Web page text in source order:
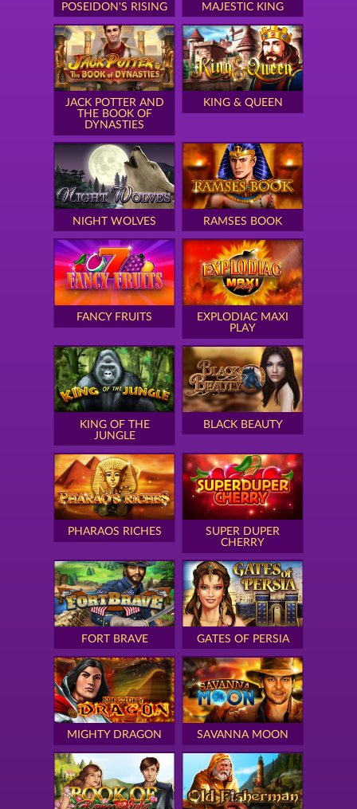
POSEIDON'S RISING MAJESTIC KING
JACK POTTER AND
THE BOOK OF
DYNASTIES
KING & QUEEN
NIGHT WOLVES RAMSES BOOK
FANCY FRUITS
EXPLODIAC MAXI
PLAY
KING OF THE
JUNGLE
BLACK BEAUTY
PHARAOS RICHES
SUPER DUPER
CHERRY
FORT BRAVE GATES OF PERSIA
MIGHTY DRAGON SAVANNA MOON